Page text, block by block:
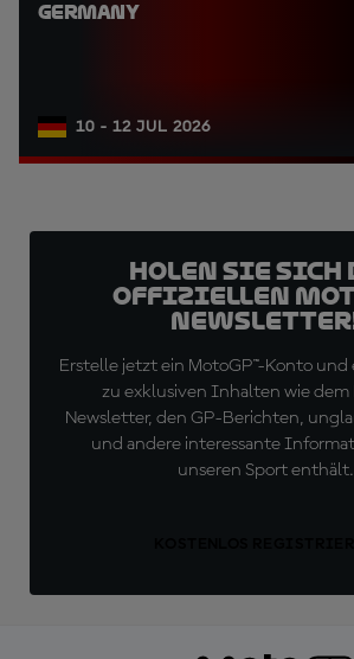
GERMANY
10 - 12 JUL 2026
Holen Sie sich
offiziellen
Erstelle jetzt ein MotoGP™-Konto
zu exklusiven Inhalten wie dem
Newsletter, den GP-Berichten,
und andere interessante
unseren Sport enthält.